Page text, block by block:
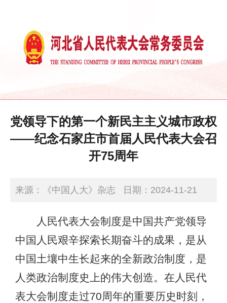
党领导下的第一个新民主主义城市政权
——纪念石家庄市首届人民代表大会召
开75周年
来源：《中国人大》杂志 日期：2024-11-21
17:22:27
人民代表大会制度是中国共产党领导
中国人民艰辛探索长期奋斗的成果，是从
中国土壤中生长起来的全新政治制度，是
人类政治制度史上的伟大创造。在人民代
表大会制度走过70周年的重要历史时刻，